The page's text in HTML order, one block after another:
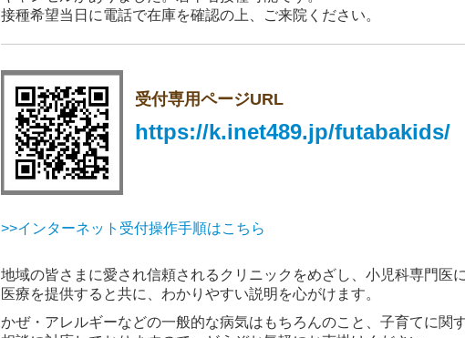
接種希望当日に電話で在庫を確認の上、ご来院ください。
■2025.11.10...点鼻インフルエンザワクチン（フルミスト）について
在庫が無くなりました。
■2025.10.30...点鼻インフルエンザワクチン（フルミスト）について
今回の予約受付は当院にカルテ登録のある方に限らせていただきます。
受付専用ページURL
https://k.inet489.jp/futabakids/
>>インターネット受付操作手順はこちら
地域の皆さまに愛され信頼されるクリニックをめざし、小児科専門医
医療を提供すると共に、わかりやすい説明を心がけます。
かぜ・アレルギーなどの一般的な病気はもちろんのこと、子育てに関